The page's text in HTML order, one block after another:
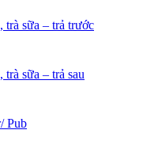
trà sữa – trả trước
trà sữa – trả sau
Pub